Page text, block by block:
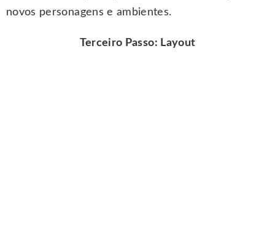
novos personagens e ambientes.
Terceiro Passo: Layout